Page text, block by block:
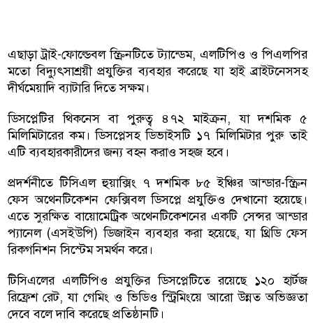
এছাড়া ট্রাই-ফোল্ডেবল স্ক্রিনটিতে ট্যান্ডেম, এলটিপিও ও পিএলপির
মতো বিদ্যুৎসাশ্রয়ী প্রযুক্তির ব্যবহার করেছে যা হাই ব্রাইটনেসসহ
দীর্ঘমেয়াদি ব্যাটারি দিতে সক্ষম।
ডিসপ্লেটির থিকনেস বা পুরুত্ব ৪৭২ মাইক্রন, যা দশমিক ৫
মিলিমিটারের কম। ডিসপ্লেসহ ডিভাইসটি ১৭ মিলিমিটার পুরু তাই
এটি ব্যবহারকারীদের জন্য বহন করাও সহজ হবে।
প্রদর্শনীতে টিসিএল হুয়াক্সিং ৭ দশমিক ৮৫ ইঞ্চির আন্ডার-স্ক্রিন
ফেস অথেনটিকেশন ফেক্সিবল ডিসপ্লে প্রযুক্তিও দেখানো হয়েছে।
এতে সুরক্ষিত বায়োমেট্রিক অথেনটিকেশনের একটি সেন্সর আন্ডার
প্যানেল (এসইউপি) ডিজাইন ব্যবহার করা হয়েছে, যা থ্রিডি ফেস
রিকগনিশন সিস্টেম সমর্থন করে।
টিসিএলের এলটিপিও প্রযুক্তির ডিসপ্লেটিতে রয়েছে ১২০ হার্টজ
রিফ্রেশ রেট, যা গেমিং ও ভিডিও স্ট্রিমিংয়ে আরো উন্নত অভিজ্ঞতা
দেবে বলে দাবি করেছে প্রতিষ্ঠানটি।